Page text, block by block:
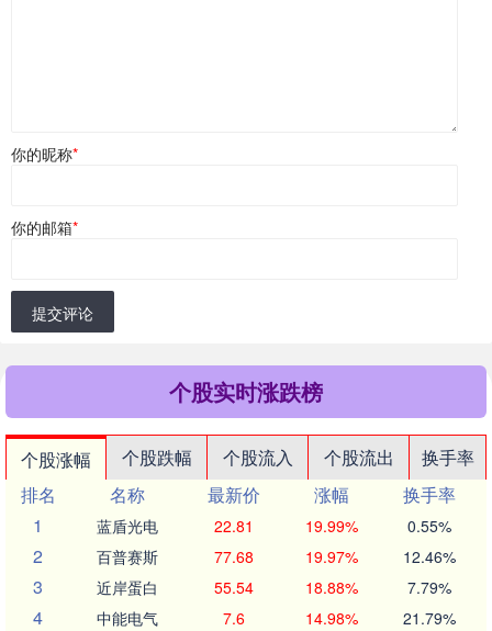
你的昵称*
你的邮箱*
提交评论
个股实时涨跌榜
个股涨幅 个股跌幅 个股流入 个股流出
换手率
排名
名称 最新价 涨幅
换手率
1
蓝盾光电 22.81 19.99% 0.55%
2 百普赛斯 77.68 19.97% 12.46%
3 近岸蛋白 55.54 18.88% 7.79%
4 中能电气 7.6 14.98% 21.79%